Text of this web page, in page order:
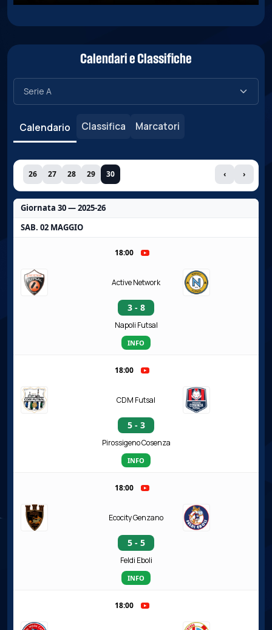
Calendari e Classifiche
Calendario Classifica Marcatori
26 27 28 29 30 ‹ ›
Giornata 30 — 2025-26
SAB. 02 MAGGIO
18:00
Active Network
3 - 8
Napoli Futsal
INFO
18:00
CDM Futsal
5 - 3
Pirossigeno Cosenza
INFO
18:00
Ecocity Genzano
5 - 5
Feldi Eboli
INFO
18:00